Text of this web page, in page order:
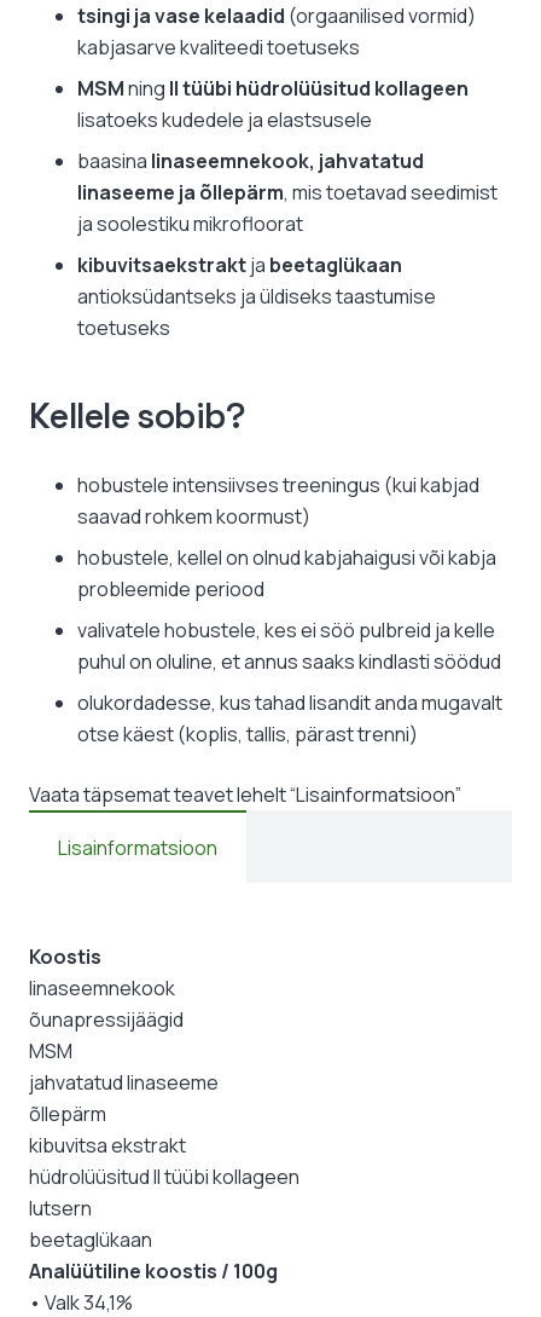
tsingi ja vase kelaadid (orgaanilised vormid)
kabjasarve kvaliteedi toetuseks
MSMning II tüübi hüdrolüüsitud kollageen
lisatoeks kudedele ja elastsusele
baasina linaseemnekook, jahvatatud
linaseeme ja õllepärm, mis toetavad seedimist
ja soolestiku mikrofloorat
kibuvitsaekstraktja beetaglükaan
antioksüdantseks ja üldiseks taastumise
toetuseks
Kellele sobib?
hobustele intensiivses treeningus (kui kabjad
saavad rohkem koormust)
hobustele, kellel on olnud kabjahaigusi või kabja
probleemide periood
valivatele hobustele, kes ei söö pulbreid ja kelle
puhul on oluline, et annus saaks kindlasti söödud
olukordadesse, kus tahad lisandit anda mugavalt
otse käest (koplis, tallis, pärast trenni)
Vaata täpsemat teavet lehelt “Lisainformatsioon”
Lisainformatsioon
Koostis
linaseemnekook
õunapressijäägid
MSM
jahvatatud linaseeme
õllepärm
kibuvitsa ekstrakt
hüdrolüüsitud II tüübi kollageen
lutsern
beetaglükaan
Analüütiline koostis / 100g
• Valk 34,1%